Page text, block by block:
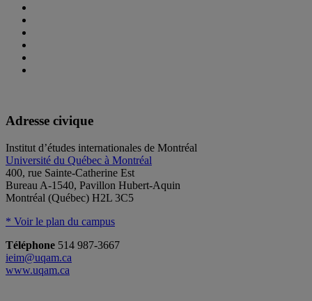
Adresse civique
Institut d’études internationales de Montréal
Université du Québec à Montréal
400, rue Sainte-Catherine Est
Bureau A-1540, Pavillon Hubert-Aquin
Montréal (Québec) H2L 3C5
* Voir le plan du campus
Téléphone 514 987-3667
ieim@uqam.ca
www.uqam.ca